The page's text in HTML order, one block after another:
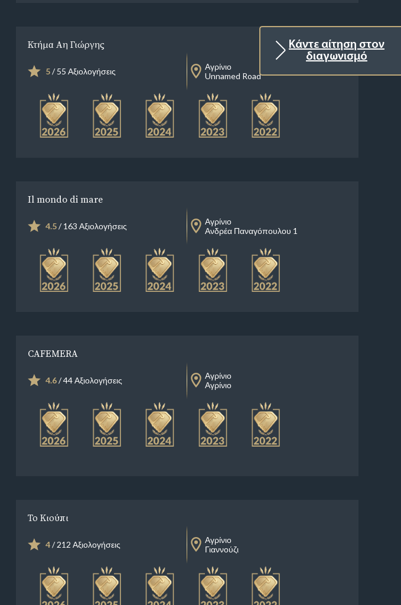
Κάντε αίτηση στον
διαγωνισμό
Κτήμα Αη Γιώργης
5/ 55 Αξιολογήσεις
Αγρίνιο
Unnamed Road
Il mondo di mare
4.5/ 163 Αξιολογήσεις
Αγρίνιο
Ανδρέα Παναγόπουλου 1
CAFEMERA
4.6/ 44 Αξιολογήσεις
Αγρίνιο
Αγρίνιο
Το Κιούπι
4/ 212 Αξιολογήσεις
Αγρίνιο
Γιαννούζι